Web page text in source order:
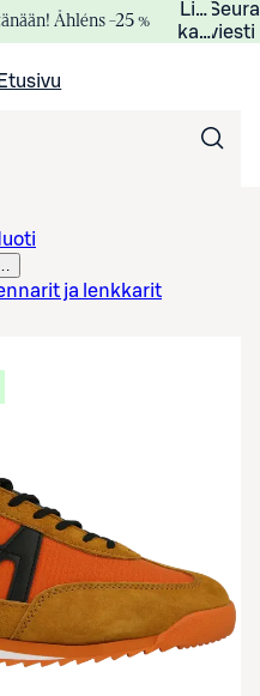
Åhléns –25 %
viesti
Etusivu
ja lenkkarit